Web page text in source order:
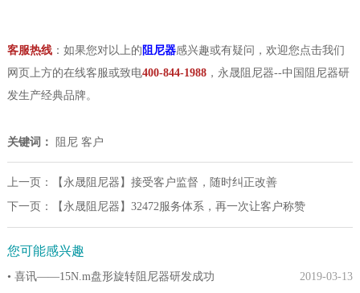
客服热线：如果您对以上的 阻尼器感兴趣或有疑问，欢迎您点击我们
网页上方的在线客服或致电400-844-1988，永晟阻尼器--中国阻尼器研
发生产经典品牌。
关键词： 阻尼 客户
上一页：
【永晟阻尼器】接受客户监督，随时纠正改善
下一页：
【永晟阻尼器】32472服务体系，再一次让客户称赞
您可能感兴趣
2019-03-13
• 喜讯——15N.m盘形旋转阻尼器研发成功